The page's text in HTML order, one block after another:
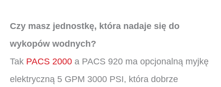
Czy masz jednostkę, która nadaje się do
wykopów wodnych?
Tak PACS 2000 a PACS 920 ma opcjonalną myjkę
elektryczną 5 GPM 3000 PSI, która dobrze